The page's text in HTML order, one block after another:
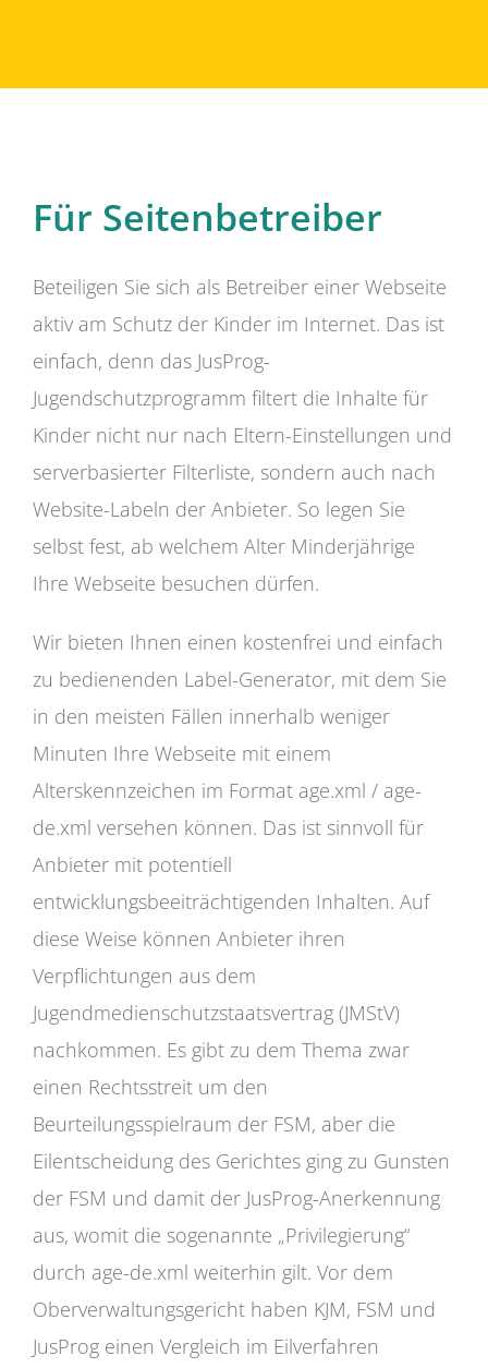
Für Seitenbetreiber
Beteiligen Sie sich als Betreiber einer Webseite
aktiv am Schutz der Kinder im Internet. Das ist
einfach, denn das JusProg-
Jugendschutzprogramm filtert die Inhalte für
Kinder nicht nur nach Eltern-Einstellungen und
serverbasierter Filterliste, sondern auch nach
Website-Labeln der Anbieter. So legen Sie
selbst fest, ab welchem Alter Minderjährige
Ihre Webseite besuchen dürfen.
Wir bieten Ihnen einen kostenfrei und einfach
zu bedienenden Label-Generator, mit dem Sie
in den meisten Fällen innerhalb weniger
Minuten Ihre Webseite mit einem
Alterskennzeichen im Format age.xml / age-
de.xml versehen können. Das ist sinnvoll für
Anbieter mit potentiell
entwicklungsbeeiträchtigenden Inhalten. Auf
diese Weise können Anbieter ihren
Verpflichtungen aus dem
Jugendmedienschutzstaatsvertrag (JMStV)
nachkommen. Es gibt zu dem Thema zwar
einen Rechtsstreit um den
Beurteilungsspielraum der FSM, aber die
Eilentscheidung des Gerichtes ging zu Gunsten
der FSM und damit der JusProg-Anerkennung
aus, womit die sogenannte „Privilegierung“
durch age-de.xml weiterhin gilt. Vor dem
Oberverwaltungsgericht haben KJM, FSM und
JusProg einen Vergleich im Eilverfahren